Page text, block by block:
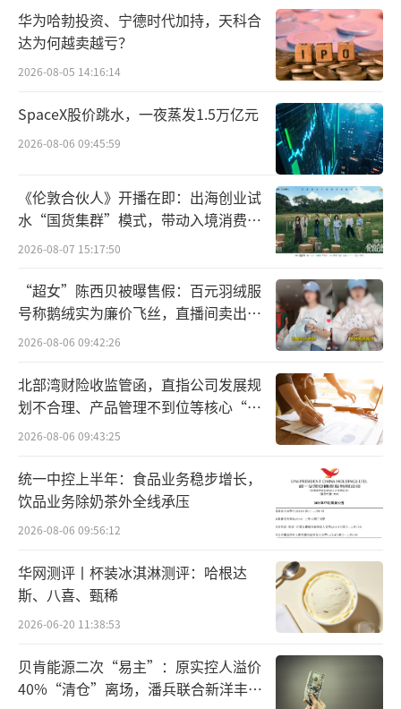
嘉吉公司“胃稳嘉”肉牛专用复合型缓冲
剂是嘉吉独家研发的提升瘤胃健康的动物营养
产品，具有长期持久的瘤胃缓冲效果。该产品
运用嘉吉最新的原料瘤胃消化速率模型，通过
动物试验和基于百万营养数据库的科学设计，
改善瘤胃健康进而提高肉牛的营养物质消化
率，有助于减少甲烷等温室气体的排放。
嘉吉还展出了一项搭载了由嘉吉、BAR Tec
hnologies联手打造、Yara Marine生产的开创
性创新技术WindWings风帆的船模。WindWin
gs是一种大型风帆，高达37.5米，可安装在货
船甲板上，以利用风能。这种新型风帆预计能
够为新建船舶平均节省高达30%的燃料。
在下游的食品领域，2023年六月，嘉吉位
于浙江平湖的全球首个风味糖浆创新生产基地
顺利竣工并正式投入运营，其中包括一条风味
糖浆生产线以及一处餐饮研发中心，以服务中
国快速增长的咖啡和茶饮市场。
据了解，嘉吉公司新建的工厂将生产高品
质小包装风味糖浆产品，为中国快速增长的现
制茶饮和咖啡行业提供多样化的甜味与风味解
决方案。这将满足中国消费者对品质和口味个
性化的需求，为他们提供更多选择和体验。新
华为哈勃投资、宁德时代加持，天科合
达为何越卖越亏？
2026-08-05 14:16:14
SpaceX股价跳水，一夜蒸发1.5万亿元
2026-08-06 09:45:59
《伦敦合伙人》开播在即：出海创业试
水“国货集群”模式，带动入境消费反
向种草
2026-08-07 15:17:50
“超女”陈西贝被曝售假：百元羽绒服
号称鹅绒实为廉价飞丝，直播间卖出超
百万元
2026-08-06 09:42:26
北部湾财险收监管函，直指公司发展规
划不合理、产品管理不到位等核心“痛
点”
2026-08-06 09:43:25
统一中控上半年：食品业务稳步增长，
饮品业务除奶茶外全线承压
2026-08-06 09:56:12
华网测评丨杯装冰淇淋测评：哈根达
斯、八喜、甄稀
2026-06-20 11:38:53
贝肯能源二次“易主”：原实控人溢价
40%“清仓”离场，潘兵联合新洋丰、